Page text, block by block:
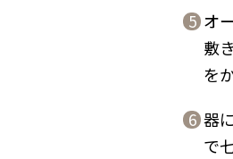
5 オ
敷
を
6 器
で